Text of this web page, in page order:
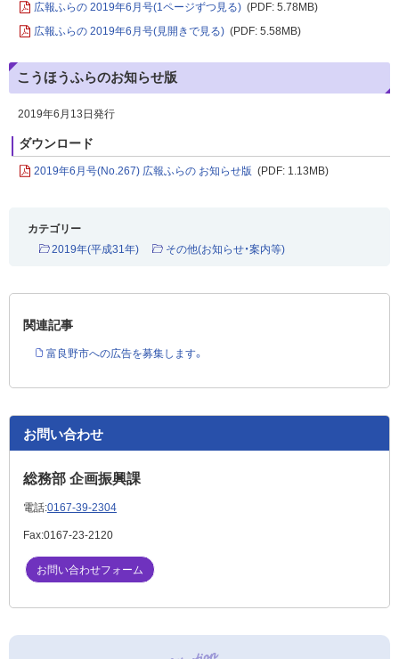
広報ふらの 2019年6月号(1ページずつ見る) (PDF: 5.78MB)
広報ふらの 2019年6月号(見開きで見る) (PDF: 5.58MB)
こうほうふらのお知らせ版
2019年6月13日発行
ダウンロード
2019年6月号(No.267) 広報ふらの お知らせ版 (PDF: 1.13MB)
カテゴリー
2019年(平成31年)
その他(お知らせ・案内等)
関連記事
富良野市への広告を募集します。
お問い合わせ
総務部 企画振興課
電話:0167-39-2304
Fax:0167-23-2120
お問い合わせフォーム